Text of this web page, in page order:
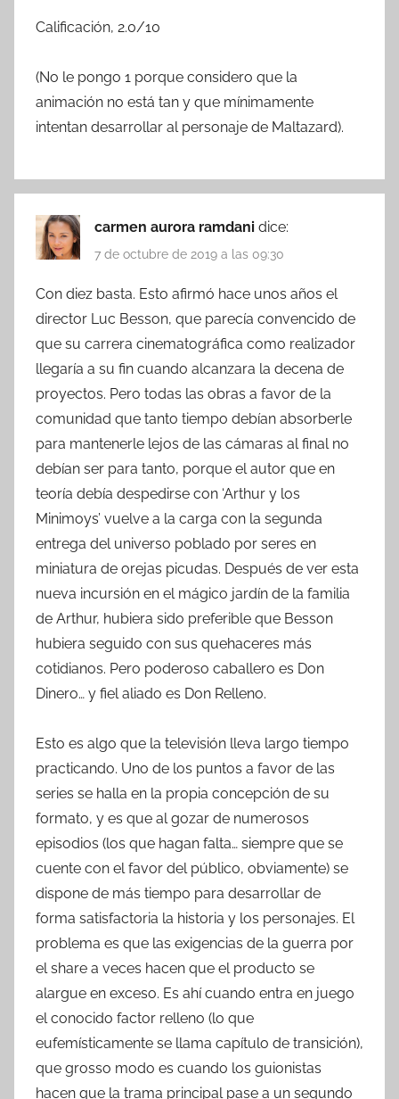
Calificación, 2.0/10
(No le pongo 1 porque considero que la
animación no está tan y que mínimamente
intentan desarrollar al personaje de Maltazard).
carmen aurora ramdani dice:
7 de octubre de 2019 a las 09:30
Con diez basta. Esto afirmó hace unos años el
director Luc Besson, que parecía convencido de
que su carrera cinematográfica como realizador
llegaría a su fin cuando alcanzara la decena de
proyectos. Pero todas las obras a favor de la
comunidad que tanto tiempo debían absorberle
para mantenerle lejos de las cámaras al final no
debían ser para tanto, porque el autor que en
teoría debía despedirse con ‘Arthur y los
Minimoys’ vuelve a la carga con la segunda
entrega del universo poblado por seres en
miniatura de orejas picudas. Después de ver esta
nueva incursión en el mágico jardín de la familia
de Arthur, hubiera sido preferible que Besson
hubiera seguido con sus quehaceres más
cotidianos. Pero poderoso caballero es Don
Dinero… y fiel aliado es Don Relleno.
Esto es algo que la televisión lleva largo tiempo
practicando. Uno de los puntos a favor de las
series se halla en la propia concepción de su
formato, y es que al gozar de numerosos
episodios (los que hagan falta… siempre que se
cuente con el favor del público, obviamente) se
dispone de más tiempo para desarrollar de
forma satisfactoria la historia y los personajes. El
problema es que las exigencias de la guerra por
el share a veces hacen que el producto se
alargue en exceso. Es ahí cuando entra en juego
el conocido factor relleno (lo que
eufemísticamente se llama capítulo de transición),
que grosso modo es cuando los guionistas
hacen que la trama principal pase a un segundo